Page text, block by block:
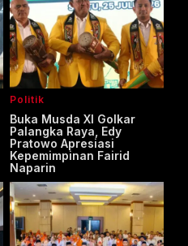
Politik
Buka Musda XI Golkar
Palangka Raya, Edy
Pratowo Apresiasi
Kepemimpinan Fairid
Naparin